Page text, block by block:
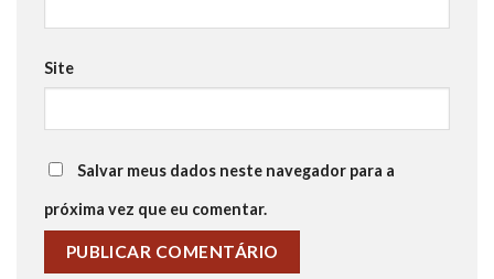
Site
Salvar meus dados neste navegador para a
próxima vez que eu comentar.